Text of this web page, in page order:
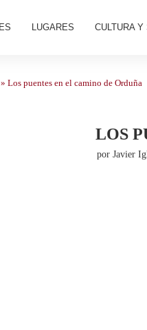
LUGARES CULTURA
» Los puentes en el camino de Orduña
LOS
por Javier